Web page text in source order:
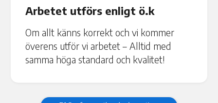
Arbetet utförs enligt ö.k
Om allt känns korrekt och vi kommer
överens utför vi arbetet – Alltid med
samma höga standard och kvalitet!